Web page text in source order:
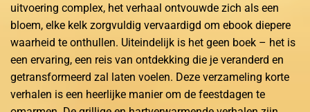
uitvoering complex, het verhaal ontvouwde zich als een
bloem, elke kelk zorgvuldig vervaardigd om ebook diepere
waarheid te onthullen. Uiteindelijk is het geen boek – het is
een ervaring, een reis van ontdekking die je veranderd en
getransformeerd zal laten voelen. Deze verzameling korte
verhalen is een heerlijke manier om de feestdagen te